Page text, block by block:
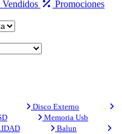
Vendidos
Promociones
Disco Externo
Memoria Usb
Balun